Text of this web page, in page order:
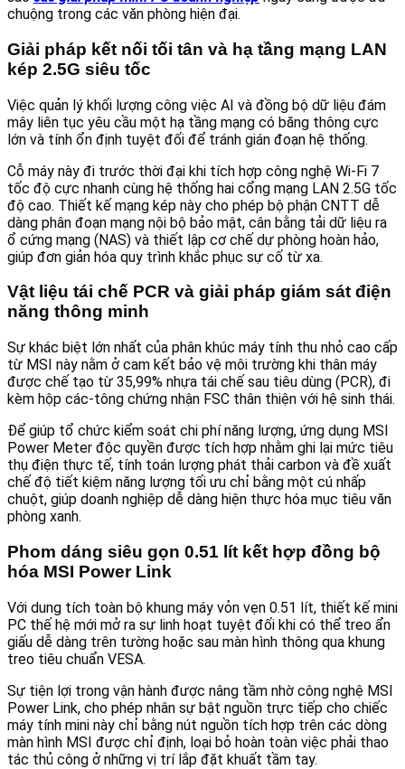
chuộng trong các văn phòng hiện đại.
Giải pháp kết nối tối tân và hạ tầng mạng LAN
kép 2.5G siêu tốc
Việc quản lý khối lượng công việc AI và đồng bộ dữ liệu đám
mây liên tục yêu cầu một hạ tầng mạng có băng thông cực
lớn và tính ổn định tuyệt đối để tránh gián đoạn hệ thống.
Cỗ máy này đi trước thời đại khi tích hợp công nghệ Wi-Fi 7
tốc độ cực nhanh cùng hệ thống hai cổng mạng LAN 2.5G tốc
độ cao. Thiết kế mạng kép này cho phép bộ phận CNTT dễ
dàng phân đoạn mạng nội bộ bảo mật, cân bằng tải dữ liệu ra
ổ cứng mạng (NAS) và thiết lập cơ chế dự phòng hoàn hảo,
giúp đơn giản hóa quy trình khắc phục sự cố từ xa.
Vật liệu tái chế PCR và giải pháp giám sát điện
năng thông minh
Sự khác biệt lớn nhất của phân khúc máy tính thu nhỏ cao cấp
từ MSI này nằm ở cam kết bảo vệ môi trường khi thân máy
được chế tạo từ 35,99% nhựa tái chế sau tiêu dùng (PCR), đi
kèm hộp các-tông chứng nhận FSC thân thiện với hệ sinh thái.
Để giúp tổ chức kiểm soát chi phí năng lượng, ứng dụng MSI
Power Meter độc quyền được tích hợp nhằm ghi lại mức tiêu
thụ điện thực tế, tính toán lượng phát thải carbon và đề xuất
chế độ tiết kiệm năng lượng tối ưu chỉ bằng một cú nhấp
chuột, giúp doanh nghiệp dễ dàng hiện thực hóa mục tiêu văn
phòng xanh.
Phom dáng siêu gọn 0.51 lít kết hợp đồng bộ
hóa MSI Power Link
Với dung tích toàn bộ khung máy vỏn vẹn 0.51 lít, thiết kế mini
PC thế hệ mới mở ra sự linh hoạt tuyệt đối khi có thể treo ẩn
giấu dễ dàng trên tường hoặc sau màn hình thông qua khung
treo tiêu chuẩn VESA.
Sự tiện lợi trong vận hành được nâng tầm nhờ công nghệ MSI
Power Link, cho phép nhân sự bật nguồn trực tiếp cho chiếc
máy tính mini này chỉ bằng nút nguồn tích hợp trên các dòng
màn hình MSI được chỉ định, loại bỏ hoàn toàn việc phải thao
tác thủ công ở những vị trí lắp đặt khuất tầm tay.